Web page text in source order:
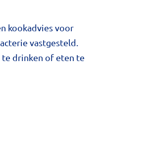
kookadvies voor
vastgesteld.
drinken of eten te